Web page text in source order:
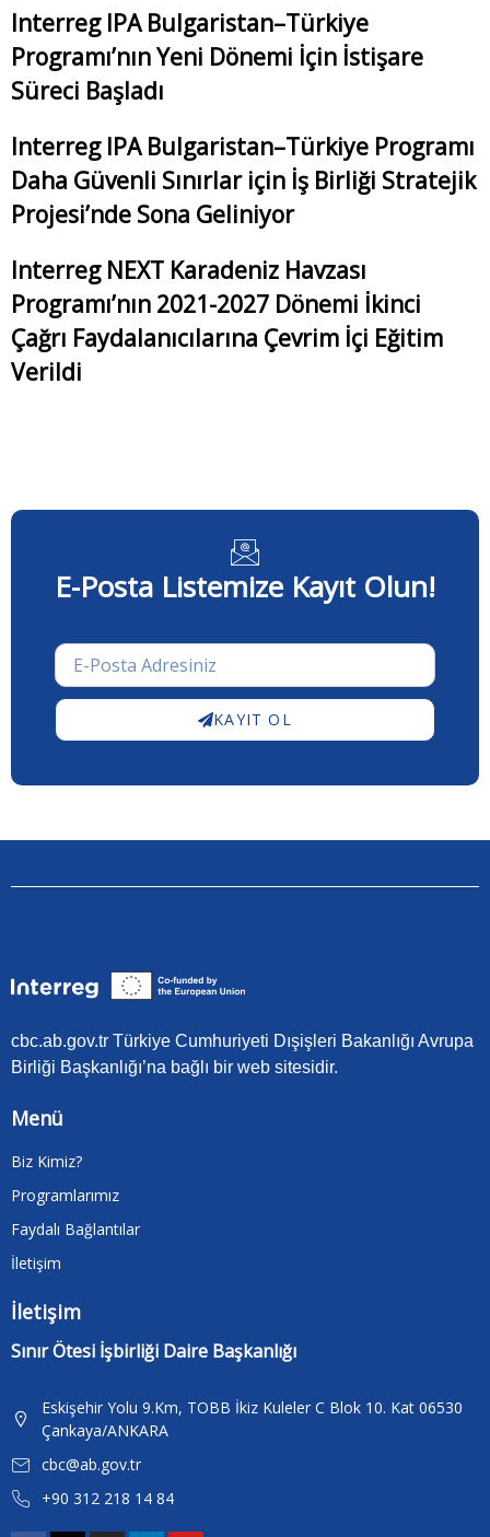
Interreg IPA Bulgaristan–Türkiye
Programı’nın Yeni Dönemi İçin İstişare
Süreci Başladı
Interreg IPA Bulgaristan–Türkiye Programı
Daha Güvenli Sınırlar için İş Birliği Stratejik
Projesi’nde Sona Geliniyor
Interreg NEXT Karadeniz Havzası
Programı’nın 2021-2027 Dönemi İkinci
Çağrı Faydalanıcılarına Çevrim İçi Eğitim
Verildi
E-Posta Listemize Kayıt Olun!
KAYIT OL
cbc.ab.gov.tr Türkiye Cumhuriyeti Dışişleri Bakanlığı Avrupa
Birliği Başkanlığı’na bağlı bir web sitesidir.
Menü
Biz Kimiz?
Programlarımız
Faydalı Bağlantılar
İletişim
İletişim
Sınır Ötesi İşbirliği Daire Başkanlığı
Eskişehir Yolu 9.Km, TOBB İkiz Kuleler C Blok 10. Kat 06530
Çankaya/ANKARA
cbc@ab.gov.tr
+90 312 218 14 84